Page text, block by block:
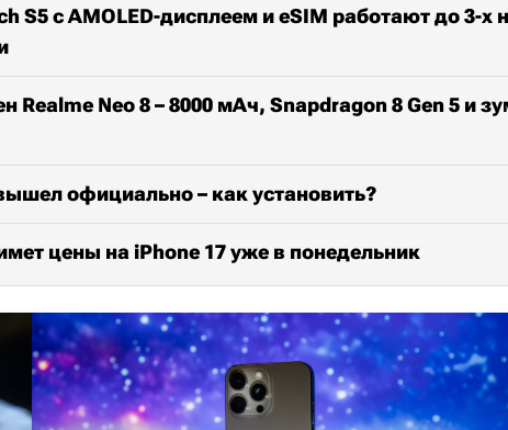
S5 с AMOLED-дисплеем и eSIM работают до 3-х
Realme Neo 8 – 8000 мАч, Snapdragon 8 Gen 5 и
официально – как установить?
цены на iPhone 17 уже в понедельник